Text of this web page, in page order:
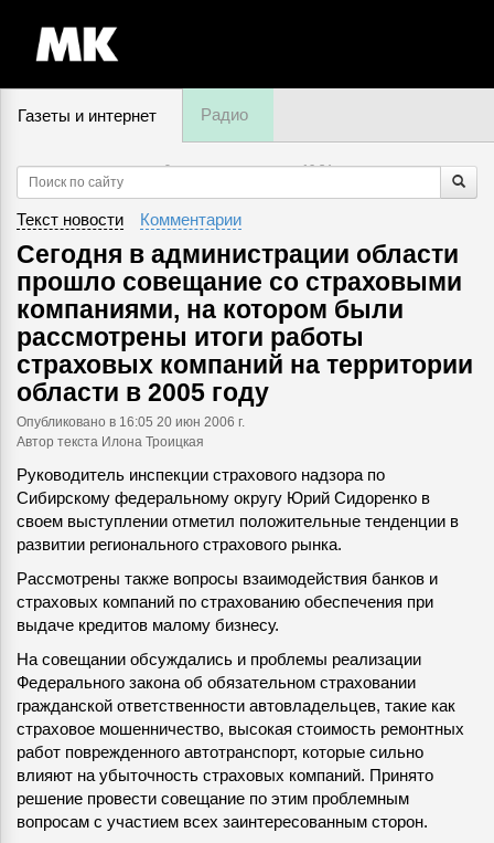
Газеты и интернет Радио
9 августа, воскресенье,10:34
Текст новости Комментарии
Сегодня в администрации области
прошло совещание со страховыми
компаниями, на котором были
рассмотрены итоги работы
страховых компаний на территории
области в 2005 году
Опубликовано в 16:05 20 июн 2006 г.
Автор текста Илона Троицкая
Руководитель инспекции страхового надзора по
Сибирскому федеральному округу Юрий Сидоренко в
своем выступлении отметил положительные тенденции в
развитии регионального страхового рынка.
Рассмотрены также вопросы взаимодействия банков и
страховых компаний по страхованию обеспечения при
выдаче кредитов малому бизнесу.
На совещании обсуждались и проблемы реализации
Федерального закона об обязательном страховании
гражданской ответственности автовладельцев, такие как
страховое мошенничество, высокая стоимость ремонтных
работ поврежденного автотранспорт, которые сильно
влияют на убыточность страховых компаний. Принято
решение провести совещание по этим проблемным
вопросам с участием всех заинтересованным сторон.